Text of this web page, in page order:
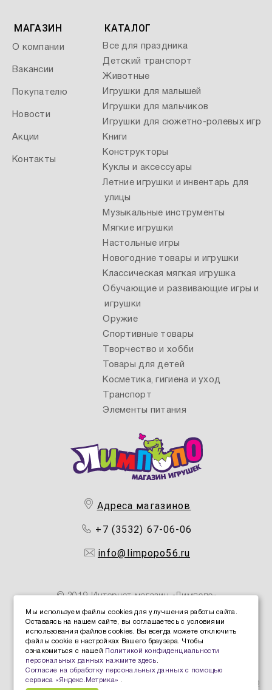
Адреса магазинов
+7 (3532) 67-06-06
info@limpopo56.ru
© 2019 Интернет магазин «Лимпопо»
Политика конфиденциальности персональных данных
Политика защиты и обработки персональных данных
Согласие Пользователя на обработку персональных
данных
Согласие на обработку персональных данных с помощью
МАГАЗИН
О компании
Вакансии
Покупателю
Новости
Акции
Контакты
КАТАЛОГ
Все для праздника
Детский транспорт
Животные
Игрушки для малышей
Игрушки для мальчиков
Игрушки для сюжетно-ролевых игр
Книги
Конструкторы
Куклы и аксессуары
Летние игрушки и инвентарь для
улицы
Музыкальные инструменты
Мягкие игрушки
Настольные игры
Новогодние товары и игрушки
Классическая мягкая игрушка
Обучающие и развивающие игры и
игрушки
Оружие
Спортивные товары
Творчество и хобби
Товары для детей
Косметика, гигиена и уход
Транспорт
Элементы питания
Мы используем файлы cookies для улучшения работы сайта.
Оставаясь на нашем сайте, вы соглашаетесь с условиями
использования файлов cookies. Вы всегда можете отключить
файлы cookie в настройках Вашего браузера. Чтобы
ознакомиться с нашей
Политикой конфиденциальности
персональных данных нажмите здесь .
Согласие на обработку персональных данных с помощью
сервиса «Яндекс.Метрика» .